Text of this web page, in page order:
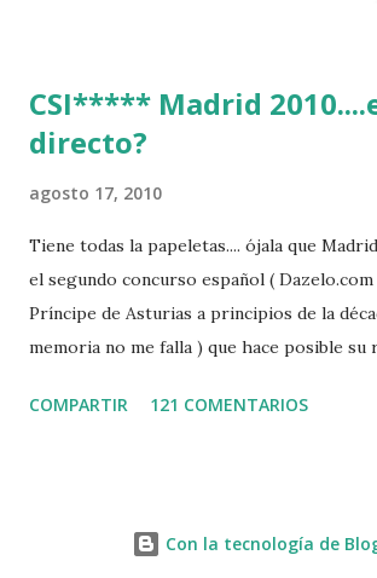
CSI***** Madrid
directo?
agosto 17, 2010
Tiene todas la papeletas.... ójala que
el segundo concurso español (
Príncipe de Asturias a principios de la
memoria no me falla ) que hace posible su
mundo mundial...
COMPARTIR 121 COMENTARIOS
Con la tecnología de